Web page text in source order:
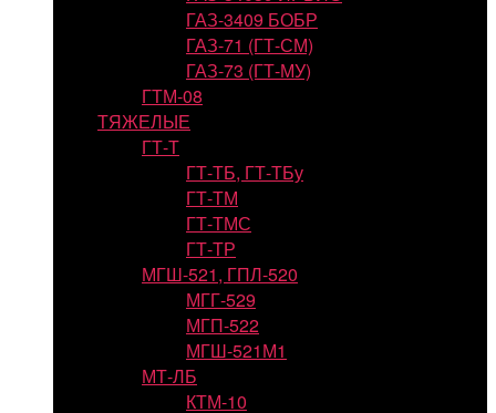
ГАЗ-3409 БОБР
ГАЗ-71 (ГТ-СМ)
ГАЗ-73 (ГТ-МУ)
ГТМ-08
ТЯЖЕЛЫЕ
ГТ-Т
ГТ-ТБ, ГТ-ТБу
ГТ-ТМ
ГТ-ТМС
ГТ-ТР
МГШ-521, ГПЛ-520
МГГ-529
МГП-522
МГШ-521М1
МТ-ЛБ
КТМ-10